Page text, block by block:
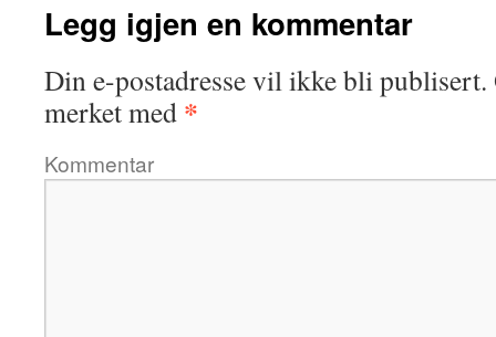
Legg igjen en kommentar
Din e-postadresse vil ikke bli publisert.
merket med *
Kommentar